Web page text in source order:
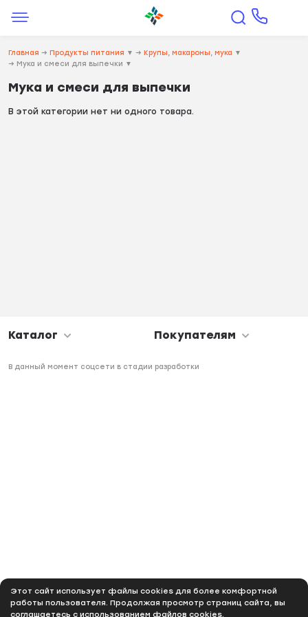
Этот сайт использует файлы cookies для более комфортной
работы пользователя. Продолжая просмотр страниц сайта, вы
соглашаетесь с использованием файлов cookies.
Главная → Продукты питания ▼ → Крупы, макароны, мука ▼
→ Мука и смеси для выпечки ▼
Мука и смеси для выпечки
В этой категории нет ни одного товара.
Каталог Покупателям
В данный момент соцсети в стадии разработки